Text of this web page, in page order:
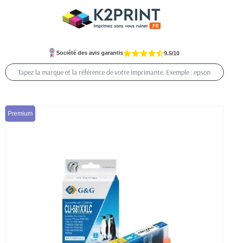
Société des avis garantis 9.5/10
Premium